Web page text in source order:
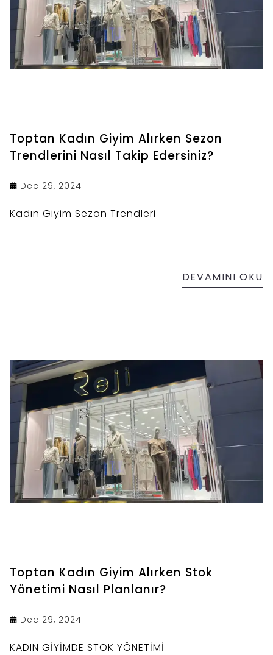
Toptan Kadın Giyim Alırken Sezon
Trendlerini Nasıl Takip Edersiniz?
Dec 29, 2024
Kadın Giyim Sezon Trendleri
DEVAMINI OKU
Toptan Kadın Giyim Alırken Stok
Yönetimi Nasıl Planlanır?
Dec 29, 2024
KADIN GİYİMDE STOK YÖNETİMİ